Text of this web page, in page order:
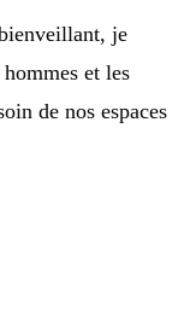
je
et les
de nos espaces